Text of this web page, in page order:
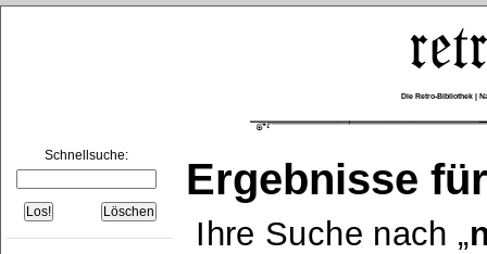
Die Retro-Bibliothek |
Schnellsuche: Ergebnisse
Ihre Suche nach